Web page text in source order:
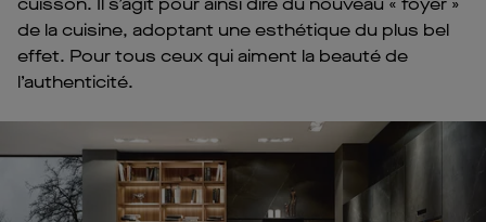
de la cuisine, adoptant une esthétique du plus bel
effet. Pour tous ceux qui aiment la beauté de
l’authenticité.